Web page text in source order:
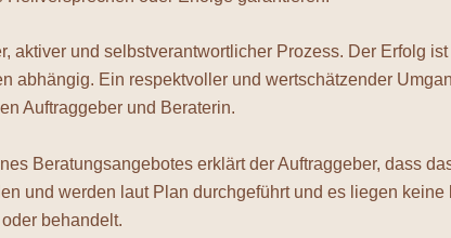
aktiver und selbstverantwortlicher Prozess. Der Erfolg
abhängig. Ein respektvoller und wertschätzender
Auftraggeber und Beraterin.
Beratungsangebotes erklärt der Auftraggeber, dass
und werden laut Plan durchgeführt und es liegen
behandelt.